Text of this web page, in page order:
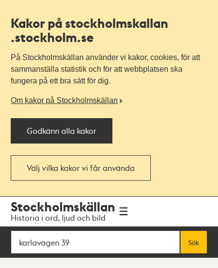
Kakor på stockholmskallan
.stockholm.se
På Stockholmskällan använder vi kakor, cookies, för att
sammanställa statistik och för att webbplatsen ska
fungera på ett bra sätt för dig.
Om kakor på Stockholmskällan
Godkänn alla kakor
Välj vilka kakor vi får använda
navigationen
huvudinnehållet
Stockholmskällan
Historia i ord, ljud och bild
Sök
Sök